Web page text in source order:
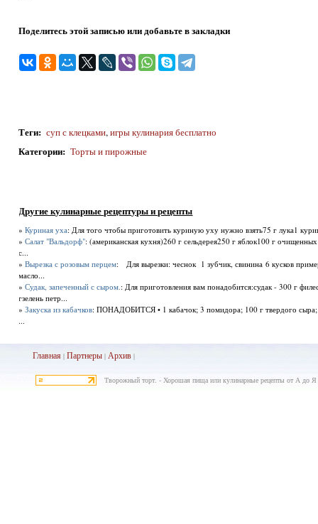
Поделитесь этой записью или добавьте в закладки
Теги: суп с клецками,игры кулинария бесплатно
Категории: Торты и пирожные
Другие кулинарные рецептуры и рецепты
»Куриная уха: Для того чтобы приготовить куриную уху нужно взять75 г лука1
»Салат "Вальдорф": (американская кухня)260 г сельдерея250 г яблок100 г
с...
»Вырезка с розовым перцем: Для вырезки: чеснок 1 зубчик, свинина 6 кусков
масло...
»Судак, запеченный с сыром. : Для приготовления вам понадобится:судак - 300 г
гзелень петр...
»Закуска из кабачков: ПОНАДОБИТСЯ • 1 кабачок; 3 поми­дора; 100 г твердого сыра;
...
Главная |Партнеры |Архив |
Творожный торт. - Хорошая пища или кулинарные рецепты от А до Я